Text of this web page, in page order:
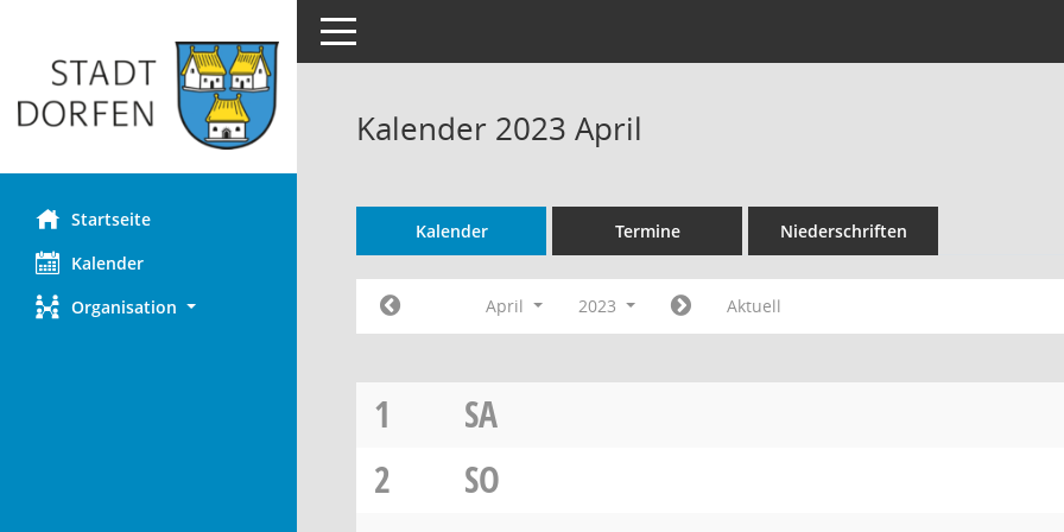
Startseite
Kalender
Organisation
Toggle navigation
Kalender 2023 April
Kalender Termine Niederschriften
April 2023 Aktuell
1
SA
2
SO